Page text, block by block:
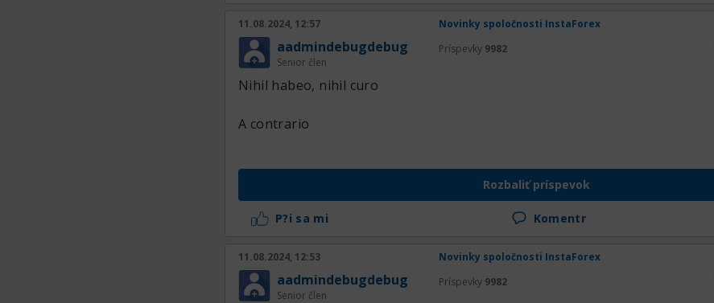
11.08.2024, 12:57 Novinky spoločnosti InstaForex
aadmindebugdebug
Senior člen
Príspevky 9982
Nihil habeo, nihil curo
A contrario
Rozbaliť príspevok
P?i sa mi Komentr
11.08.2024, 12:53 Novinky spoločnosti InstaForex
aadmindebugdebug
Senior člen
Príspevky 9982